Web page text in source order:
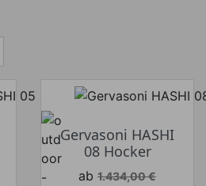
Gervasoni HASHI
08 Hocker
Verkaufspreis
ab 1.434,00 €